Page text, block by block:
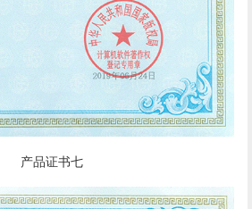
产品证书七